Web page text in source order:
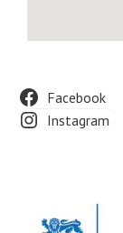
Facebook
Instagram